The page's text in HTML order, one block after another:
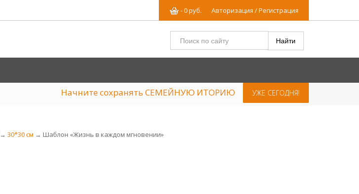
Авторизация / Регистрация
-0руб.
Начните сохранять СЕМЕЙНУЮ ИТОРИЮ УЖЕ СЕГОДНЯ!
→30*30 см → Шаблон «Жизнь в каждом мгновении»